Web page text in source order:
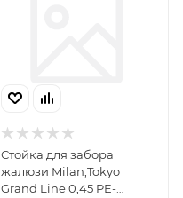
Стойка для забора
жалюзи Milan,Tokyo
Grand Line 0,45 PE-